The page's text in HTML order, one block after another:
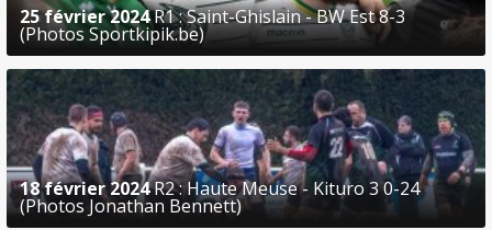
25 février 2024R1 : Saint-Ghislain - BW Est 8-3
(Photos Sportkipik.be)
18 février 2024R2 : Haute Meuse - Kituro 3 0-24
(Photos Jonathan Bennett)